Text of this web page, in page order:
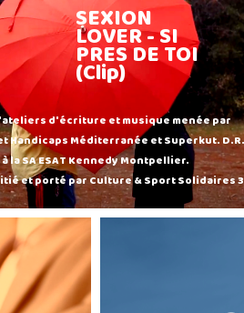
SEXION
LOVER - SI
PRES DE TOI
(Clip)
d'écriture et musique menée par
Handicaps Méditerranée et Superkut. D.R.
à la SA ESAT Kennedy Montpellier.
et porté par Culture & Sport Solidaires